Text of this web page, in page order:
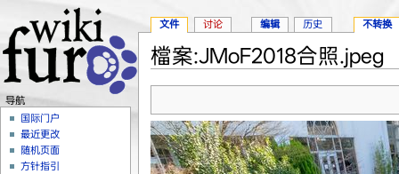
檔案:JMoF2018合照.jpeg
文件 讨论 编辑 历史 不转换
导航
国际门户
最近更改
随机页面
方针指引